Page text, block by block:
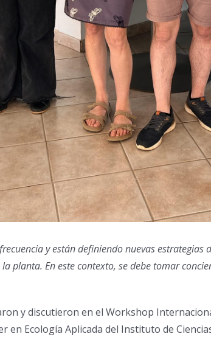
y están definiendo nuevas
planta. En este contexto, se debe tomar
y discutieron en el Workshop
Ecología Aplicada del Instituto de